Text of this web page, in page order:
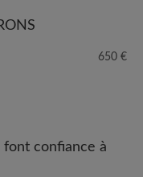
650 €
font confiance à